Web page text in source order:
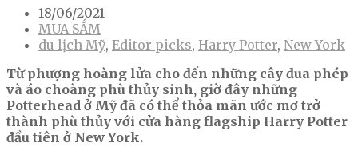
18/06/2021
MUA SẮM
du lịch Mỹ, Editor picks, Harry Potter, New York
Từ phượng hoàng lửa cho đến những cây đua phép
và áo choàng phù thủy sinh, giờ đây những
Potterhead ở Mỹ đã có thể thỏa mãn ước mơ trở
thành phù thủy với cửa hàng flagship Harry Potter
đầu tiên ở New York.